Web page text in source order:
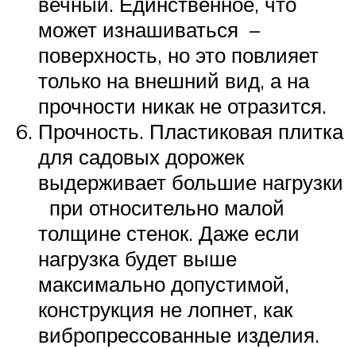
может изнашиваться –
поверхность, но это повлияет
только на внешний вид, а на
прочности никак не отразится.
Прочность. Пластиковая плитка
для садовых дорожек
выдерживает большие нагрузки
при относительно малой
толщине стенок. Даже если
нагрузка будет выше
максимально допустимой,
конструкция не лопнет, как
вибропрессованные изделия.